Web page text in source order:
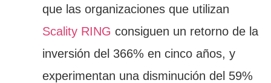
que las organizaciones que utilizan
Scality RING consiguen un retorno de la
inversión del 366% en cinco años, y
experimentan una disminución del 59%